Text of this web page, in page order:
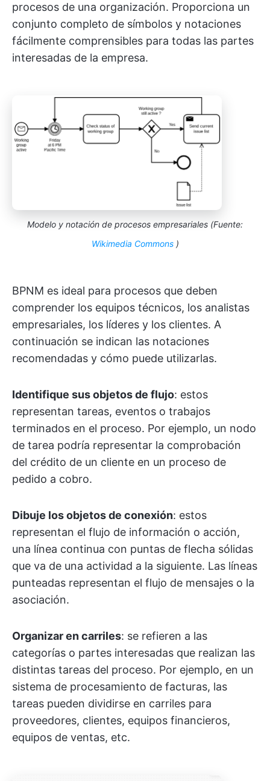
procesos de una organización. Proporciona un
conjunto completo de símbolos y notaciones
fácilmente comprensibles para todas las partes
interesadas de la empresa.
Modelo y notación de procesos empresariales (Fuente:
Wikimedia Commons )
BPNM es ideal para procesos que deben
comprender los equipos técnicos, los analistas
empresariales, los líderes y los clientes. A
continuación se indican las notaciones
recomendadas y cómo puede utilizarlas.
Identifique sus objetos de flujo: estos
representan tareas, eventos o trabajos
terminados en el proceso. Por ejemplo, un nodo
de tarea podría representar la comprobación
del crédito de un cliente en un proceso de
pedido a cobro.
Dibuje los objetos de conexión: estos
representan el flujo de información o acción,
una línea continua con puntas de flecha sólidas
que va de una actividad a la siguiente. Las líneas
punteadas representan el flujo de mensajes o la
asociación.
Organizar en carriles: se refieren a las
categorías o partes interesadas que realizan las
distintas tareas del proceso. Por ejemplo, en un
sistema de procesamiento de facturas, las
tareas pueden dividirse en carriles para
proveedores, clientes, equipos financieros,
equipos de ventas, etc.